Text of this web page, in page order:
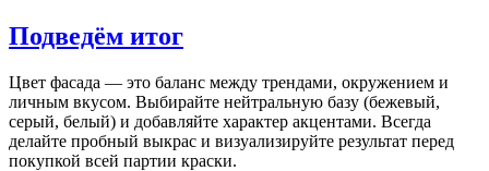
Подведём итог
Цвет фасада — это баланс между трендами, окружением и
личным вкусом. Выбирайте нейтральную базу (бежевый,
серый, белый) и добавляйте характер акцентами. Всегда
делайте пробный выкрас и визуализируйте результат перед
покупкой всей партии краски.